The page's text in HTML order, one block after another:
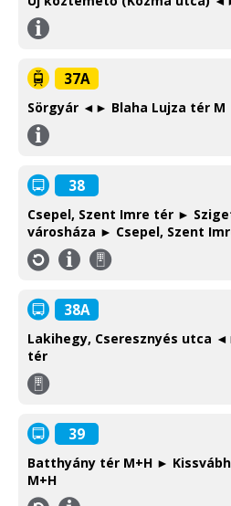
Információ
Information
37A
Sörgyár ◄► Blaha Lujza tér M
Információ
Information
38
Csepel, Szent Imre tér ►
városháza ► Csepel, Szent
Információ
Information
Környéki
autóbusz
Suburban
bus
38A
Lakihegy, Cseresznyés utca
tér
Környéki
Suburban
bus
39
Batthyány tér M+H ►
M+H